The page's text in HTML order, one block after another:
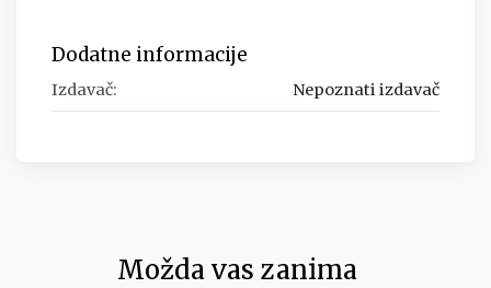
Dodatne informacije
Izdavač: Nepoznati izdavač
Možda vas zanima